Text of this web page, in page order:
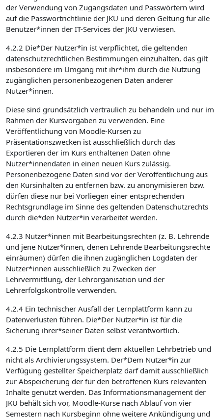
der Verwendung von Zugangsdaten und Passwörtern wird
auf die Passwortrichtlinie der JKU und deren Geltung für alle
Benutzer*innen der IT-Services der JKU verwiesen.
4.2.2 Die*Der Nutzer*in ist verpflichtet, die geltenden
datenschutzrechtlichen Bestimmungen einzuhalten, das gilt
insbesondere im Umgang mit ihr*ihm durch die Nutzung
zugänglichen personenbezogenen Daten anderer
Nutzer*innen.
Diese sind grundsätzlich vertraulich zu behandeln und nur im
Rahmen der Kursvorgaben zu verwenden. Eine
Veröffentlichung von Moodle-Kursen zu
Präsentationszwecken ist ausschließlich durch das
Exportieren der im Kurs enthaltenen Daten ohne
Nutzer*innendaten in einen neuen Kurs zulässig.
Personenbezogene Daten sind vor der Veröffentlichung aus
den Kursinhalten zu entfernen bzw. zu anonymisieren bzw.
dürfen diese nur bei Vorliegen einer entsprechenden
Rechtsgrundlage im Sinne des geltenden Datenschutzrechts
durch die*den Nutzer*in verarbeitet werden.
4.2.3 Nutzer*innen mit Bearbeitungsrechten (z. B. Lehrende
und jene Nutzer*innen, denen Lehrende Bearbeitungsrechte
einräumen) dürfen die ihnen zugänglichen Logdaten der
Nutzer*innen ausschließlich zu Zwecken der
Lehrvermittlung, der Lehrorganisation und der
Lehrerfolgskontrolle verwenden.
4.2.4 Ein technischer Ausfall der Lernplattform kann zu
Datenverlusten führen. Die*Der Nutzer*in ist für die
Sicherung ihrer*seiner Daten selbst verantwortlich.
4.2.5 Die Lernplattform dient dem aktuellen Lehrbetrieb und
nicht als Archivierungssystem. Der*Dem Nutzer*in zur
Verfügung gestellter Speicherplatz darf damit ausschließlich
zur Abspeicherung der für den betroffenen Kurs relevanten
Inhalte genutzt werden. Das Informationsmanagement der
JKU behält sich vor, Moodle-Kurse nach Ablauf von vier
Semestern nach Kursbeginn ohne weitere Ankündigung und